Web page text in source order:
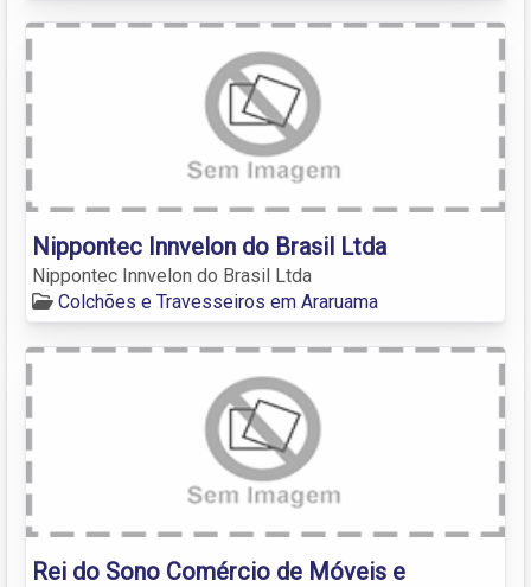
Nippontec Innvelon do Brasil Ltda
Nippontec Innvelon do Brasil Ltda
Colchões e Travesseiros em Araruama
Rei do Sono Comércio de Móveis e